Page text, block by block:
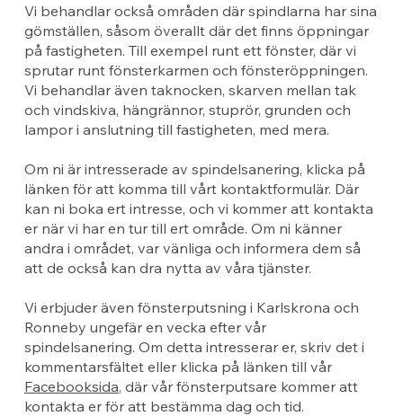
Vi behandlar också områden där spindlarna har sina
gömställen, såsom överallt där det finns öppningar
på fastigheten. Till exempel runt ett fönster, där vi
sprutar runt fönsterkarmen och fönsteröppningen.
Vi behandlar även taknocken, skarven mellan tak
och vindskiva, hängrännor, stuprör, grunden och
lampor i anslutning till fastigheten, med mera.
Om ni är intresserade av spindelsanering, klicka på
länken för att komma till vårt kontaktformulär. Där
kan ni boka ert intresse, och vi kommer att kontakta
er när vi har en tur till ert område. Om ni känner
andra i området, var vänliga och informera dem så
att de också kan dra nytta av våra tjänster.
Vi erbjuder även fönsterputsning i Karlskrona och
Ronneby ungefär en vecka efter vår
spindelsanering. Om detta intresserar er, skriv det i
kommentarsfältet eller klicka på länken till vår
Facebooksida, där vår fönsterputsare kommer att
kontakta er för att bestämma dag och tid.